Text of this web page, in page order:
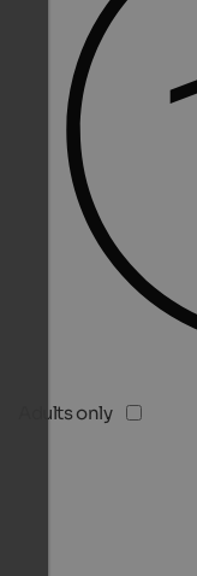
Adults only